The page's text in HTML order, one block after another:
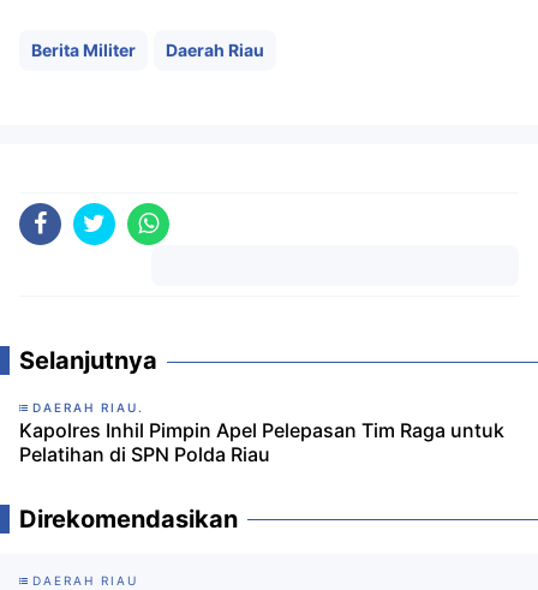
Berita Militer Daerah Riau
Selanjutnya
DAERAH RIAU.
Kapolres Inhil Pimpin Apel Pelepasan Tim Raga untuk
Pelatihan di SPN Polda Riau
Direkomendasikan
DAERAH RIAU